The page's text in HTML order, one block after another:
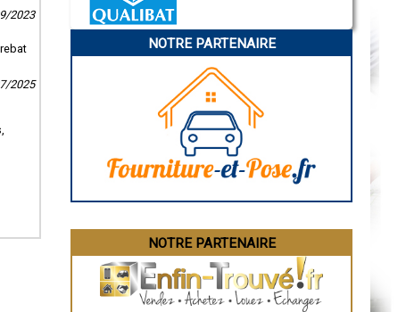
2023
2025
Charleville-Mézières
Pamiers
Narbonne
Brive-la-Gaillarde
Guéret
Besançon
Évreux
Chartres
Nîmes
NOTRE PARTENAIRE
NOTRE PARTENAIRE